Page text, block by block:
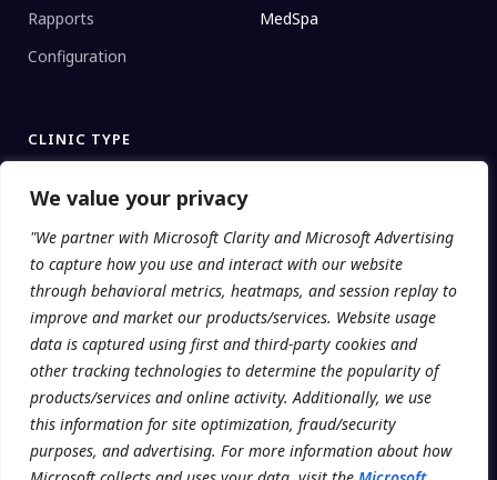
We value your privacy
"We partner with Microsoft Clarity and Microsoft Advertising
to capture how you use and interact with our website
through behavioral metrics, heatmaps, and session replay to
improve and market our products/services. Website usage
data is captured using first and third-party cookies and
other tracking technologies to determine the popularity of
products/services and online activity. Additionally, we use
this information for site optimization, fraud/security
purposes, and advertising. For more information about how
Rapports
Configuration
MedSpa
CLINIC TYPE
Réseaux d’entreprise
Cliniques régionales
Indépendant
Universités
© 2026 Addatech Systems Inc. · Clinicmaster® is a registered
trademark.
Conditions d’utilisation